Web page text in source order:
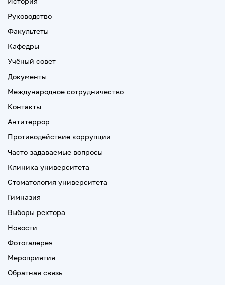
Руководство
Факультеты
Кафедры
Учёный совет
Документы
Международное сотрудничество
Контакты
Антитеррор
Противодействие коррупции
Часто задаваемые вопросы
Клиника университета
Стоматология университета
Гимназия
Выборы ректора
Новости
Фотогалерея
Мероприятия
Обратная связь